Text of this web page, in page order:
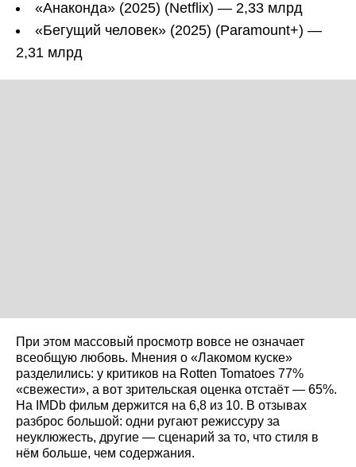
«Анаконда» (2025) (Netflix) — 2,33 млрд
«Бегущий человек» (2025) (Paramount+) —
2,31 млрд
При этом массовый просмотр вовсе не означает
всеобщую любовь. Мнения о «Лакомом куске»
разделились: у критиков на Rotten Tomatoes 77%
«свежести», а вот зрительская оценка отстаёт — 65%.
На IMDb фильм держится на 6,8 из 10. В отзывах
разброс большой: одни ругают режиссуру за
неуклюжесть, другие — сценарий за то, что стиля в
нём больше, чем содержания.